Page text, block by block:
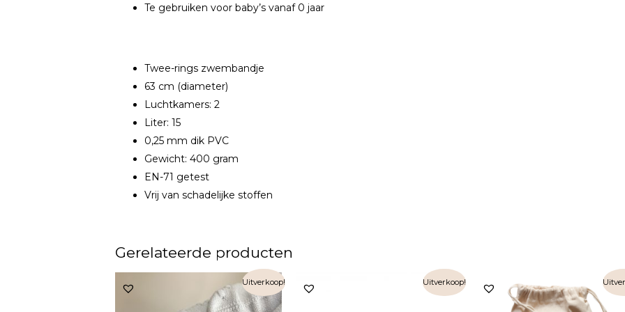
Te gebruiken voor baby’s vanaf 0 jaar
Twee-rings zwembandje
63 cm (diameter)
Luchtkamers: 2
Liter: 15
0,25 mm dik PVC
Gewicht: 400 gram
EN-71 getest
Vrij van schadelijke stoffen
Gerelateerde producten
Uitverkoop! Uitverkoop!